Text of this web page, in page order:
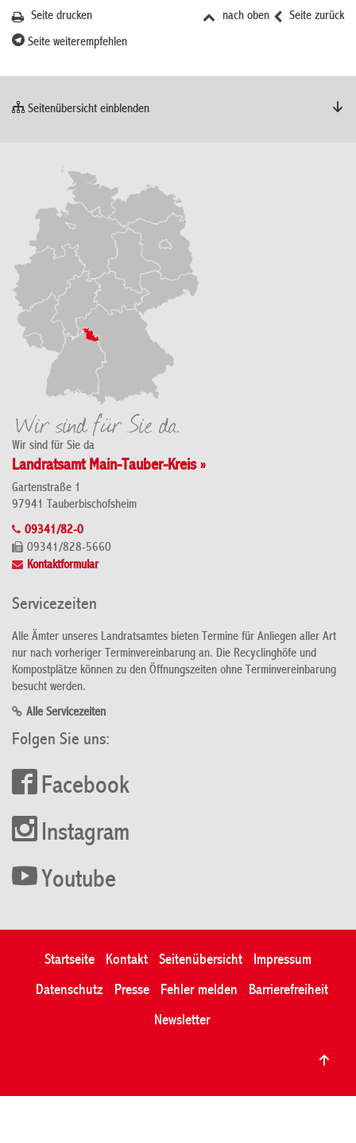
Seite zurück
nach oben
Seite drucken
Seite weiterempfehlen
Seitenübersicht einblenden
Wir sind für Sie da
Landratsamt Main-Tauber-Kreis »
Gartenstraße 1
97941 Tauberbischofsheim
09341/82-0
09341/828-5660
Kontaktformular
Servicezeiten
Alle Ämter unseres Landratsamtes bieten Termine für Anliegen aller Art
nur nach vorheriger Terminvereinbarung an. Die Recyclinghöfe und
Kompostplätze können zu den Öffnungszeiten ohne Terminvereinbarung
besucht werden.
Alle Servicezeiten
Folgen Sie uns:
Facebook
Instagram
Youtube
Startseite Kontakt Seitenübersicht
Impressum
Datenschutz
Presse Fehler melden
Barrierefreiheit
Newsletter